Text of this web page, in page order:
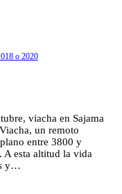
o 2020
viacha en Sajama
un remoto
entre 3800 y
A esta altitud la vida
y…